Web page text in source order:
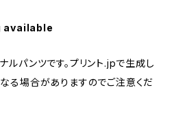
available
パンツです。プリント.jpで生成し
る場合がありますのでご注意くだ